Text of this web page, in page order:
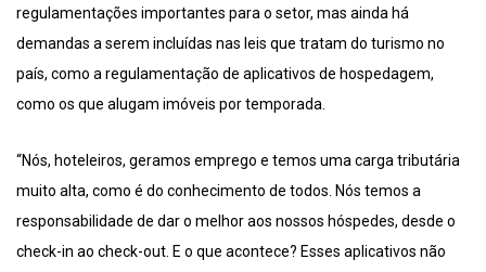
regulamentações importantes para o setor, mas ainda há
demandas a serem incluídas nas leis que tratam do turismo no
país, como a regulamentação de aplicativos de hospedagem,
como os que alugam imóveis por temporada.
“Nós, hoteleiros, geramos emprego e temos uma carga tributária
muito alta, como é do conhecimento de todos. Nós temos a
responsabilidade de dar o melhor aos nossos hóspedes, desde o
check-in ao check-out. E o que acontece? Esses aplicativos não